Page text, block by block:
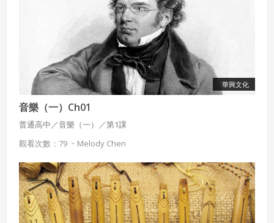
華興文化
音樂（一）Ch01
普通高中／音樂（一）／第1課
觀看次數：79 ・ Melody Chen